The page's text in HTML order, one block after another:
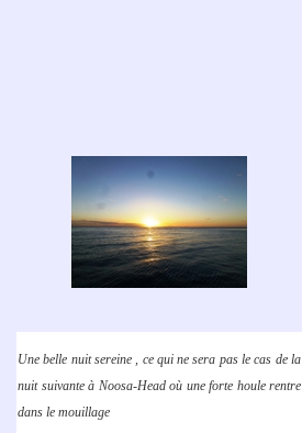
Une belle nuit sereine , ce qui ne sera pas le cas de la
nuit suivante à Noosa-Head où une forte houle rentre
dans le mouillage